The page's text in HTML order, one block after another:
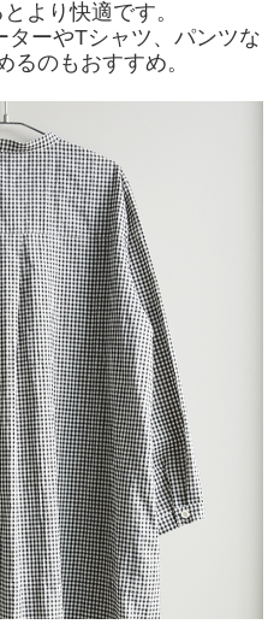
より快適です。
ーやTシャツ、パンツな
るのもおすすめ。